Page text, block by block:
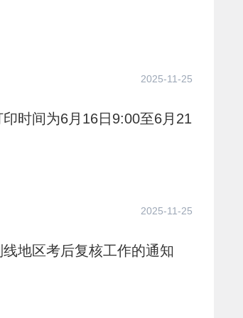
2025-11-25
时间为6月16日9:00至6月21
2025-11-25
地区考后复核工作的通知